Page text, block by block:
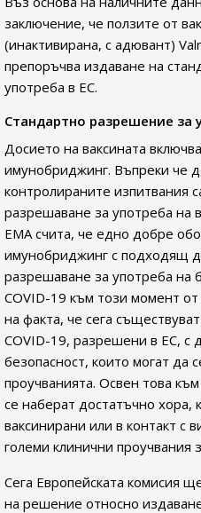
заключение, че ползите от
(инактивирана, с адювант)
препоръчва издаване на
употреба в ЕС.
Стандартно разрешение за
Досието на ваксината
имунобриджинг. Въпреки че
контролираните изпитвания
разрешаване за употреба на
EMA счита, че едно добре
имунобриджинг с подходящ
разрешаване за употреба
COVID-19 към този момент
на факта, че сега
COVID-19, разрешени в ЕС, с
безопасност, които могат да
проучванията. Освен това
се наберат достатъчно хора,
ваксинирани или в контакт с
големи клинични проучвания
Сега Европейската комисия
на решение относно